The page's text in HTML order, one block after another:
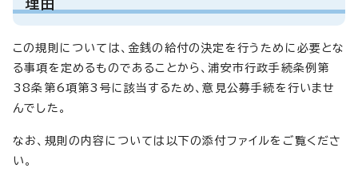
理由
この規則については、金銭の給付の決定を行うために必要とな
る事項を定めるものであることから、浦安市行政手続条例第
38条第6項第3号に該当するため、意見公募手続を行いませ
んでした。
なお、規則の内容については以下の添付ファイルをご覧くださ
い。